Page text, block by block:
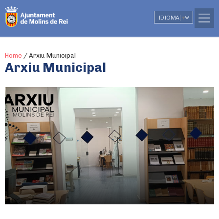
IDIOMA ▼
Home / Arxiu Municipal
Arxiu Municipal